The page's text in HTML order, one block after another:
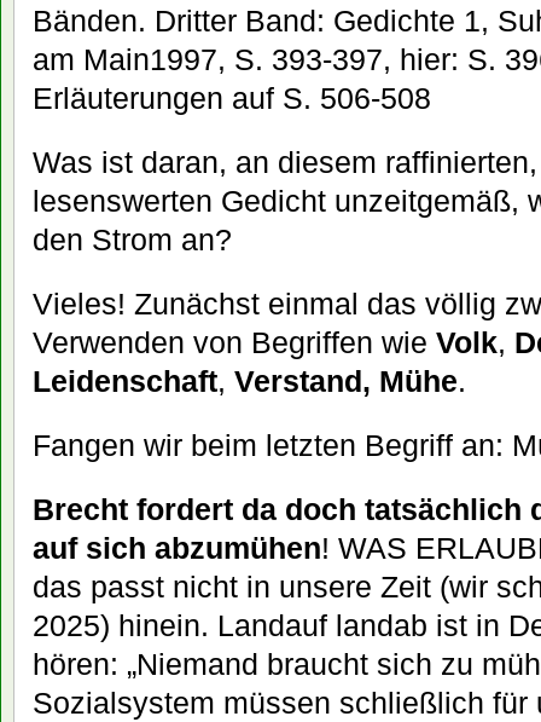
Bänden. Dritter Band: Gedichte 1,
am Main1997, S. 393-397, hier: S.
Erläuterungen auf S. 506-508
Was ist daran, an diesem
lesenswerten Gedicht unzeitgemäß,
den Strom an?
Vieles! Zunächst einmal das völlig
Verwenden von Begriffen wie Volk,
Leidenschaft, Verstand, Mühe.
Fangen wir beim letzten Begriff an:
Brecht fordert da doch tatsächlich
auf sich abzumühen! WAS
das passt nicht in unsere Zeit (wir
2025) hinein. Landauf landab ist in
hören: „Niemand braucht sich zu
Sozialsystem müssen schließlich für